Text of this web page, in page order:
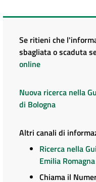
Se ritieni che
sbagliata o scaduta
online
Nuova ricerca nella
di Bologna
Altri canali di
Ricerca nella
Emilia Romagna
Chiama il